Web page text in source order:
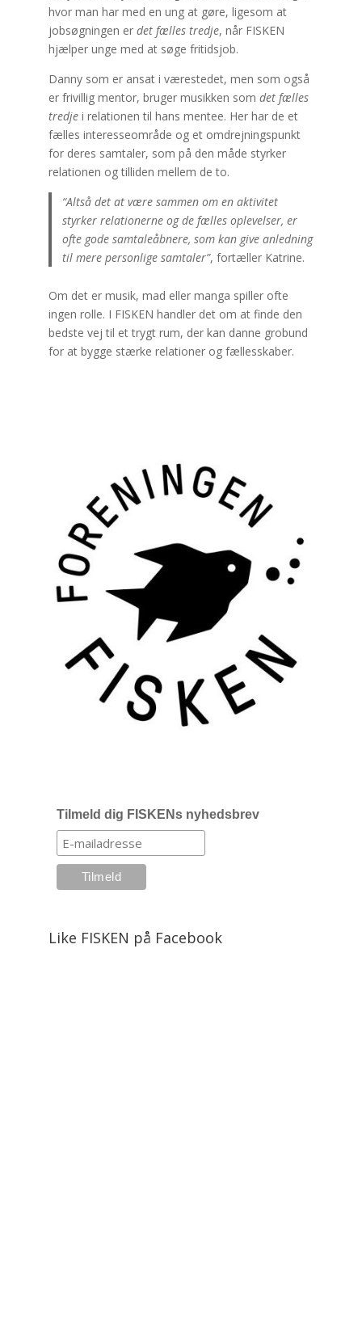
hvor man har med en ung at gøre, ligesom at
jobsøgningen er det fælles tredje, når FISKEN
hjælper unge med at søge fritidsjob.
Danny som er ansat i værestedet, men som også
er frivillig mentor, bruger musikken som det fælles
tredje i relationen til hans mentee. Her har de et
fælles interesseområde og et omdrejningspunkt
for deres samtaler, som på den måde styrker
relationen og tilliden mellem de to.
“Altså det at være sammen om en aktivitet
styrker relationerne og de fælles oplevelser, er
ofte gode samtaleåbnere, som kan give anledning
til mere personlige samtaler”, fortæller Katrine.
Om det er musik, mad eller manga spiller ofte
ingen rolle. I FISKEN handler det om at finde den
bedste vej til et trygt rum, der kan danne grobund
for at bygge stærke relationer og fællesskaber.
Tilmeld dig FISKENs nyhedsbrev
Like FISKEN på Facebook